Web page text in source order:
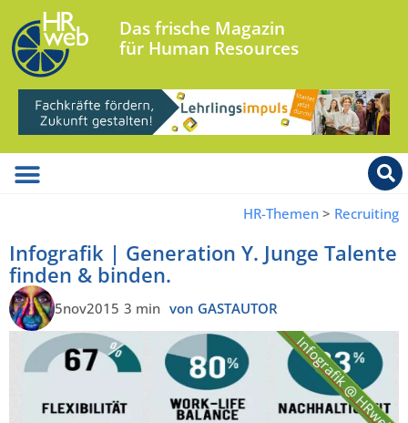
Das frische Magazin
für Human Resources
HR-Themen > Recruiting
Infografik | Generation Y. Junge Talente
finden & binden.
5nov2015 3 min von GASTAUTOR